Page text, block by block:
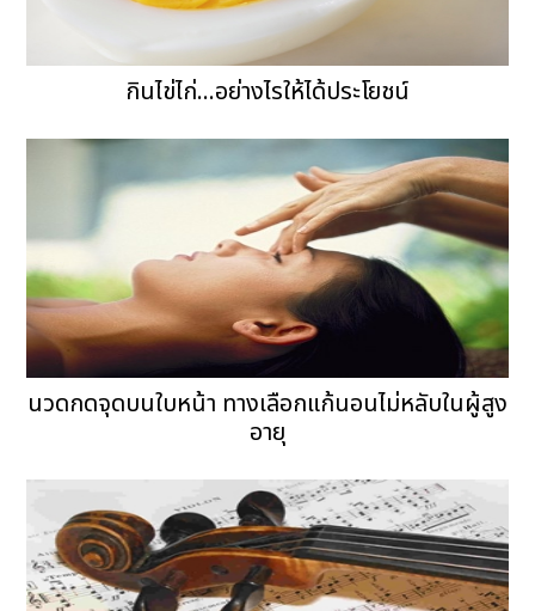
กินไข่ไก่...อย่างไรให้ได้ประโยชน์
นวดกดจุดบนใบหน้า ทางเลือกแก้นอนไม่หลับในผู้สูง
อายุ